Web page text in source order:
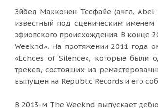
Эйбел Макконен Тесфайе (англ.
известный под сценическим
эфиопского происхождения. В конце
Weeknd». На протяжении 2011 года
«Echoes of Silence», которые были
треков, состоящих из
выпущен на Republic Records и его
В 2013-м The Weeknd выпускает